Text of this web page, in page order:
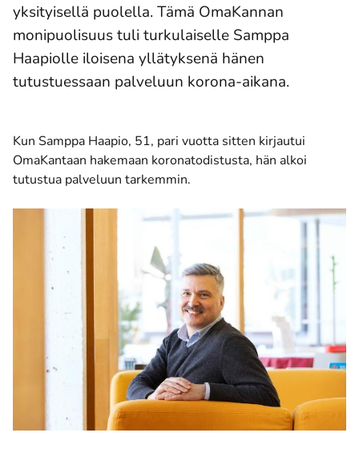
yksityisellä puolella. Tämä OmaKannan
monipuolisuus tuli turkulaiselle Samppa
Haapiolle iloisena yllätyksenä hänen
tutustuessaan palveluun korona-aikana.
Kun Samppa Haapio, 51, pari vuotta sitten kirjautui
OmaKantaan hakemaan koronatodistusta, hän alkoi
tutustua palveluun tarkemmin.